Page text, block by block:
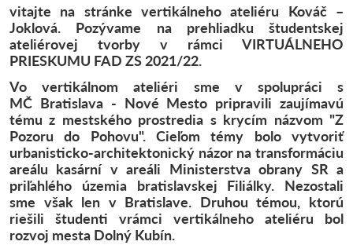
vitajte na stránke vertikálneho ateliéru Kováč –
Joklová. Pozývame na prehliadku študentskej
ateliérovej tvorby v rámci VIRTUÁLNEHO
PRIESKUMU FAD ZS 2021/22.
Vo vertikálnom ateliéri sme
v spolupráci s
MČ Bratislava - Nové Mesto pripravili zaujímavú
tému z mestského prostredia s krycím názvom "Z
Pozoru do Pohovu". Cieľom témy bolo vytvoriť
urbanisticko-architektonický názor na transformáciu
areálu kasární v areáli Ministerstva obrany SR a
priľahlého územia bratislavskej Filiálky. Nezostali
sme však len v Bratislave. Druhou témou, ktorú
riešili študenti vrámci vertikálneho ateliéru bol
rozvoj mesta Dolný Kubín.